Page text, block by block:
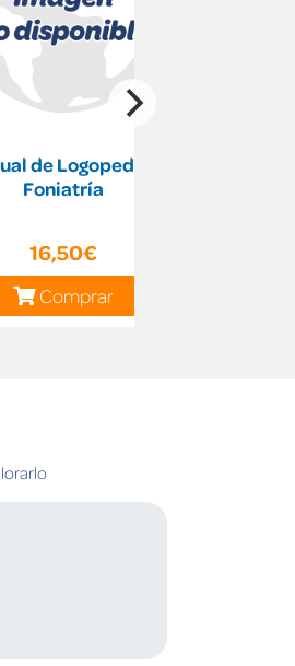
de Logopedia y
Foniatría
16,50€
Comprar